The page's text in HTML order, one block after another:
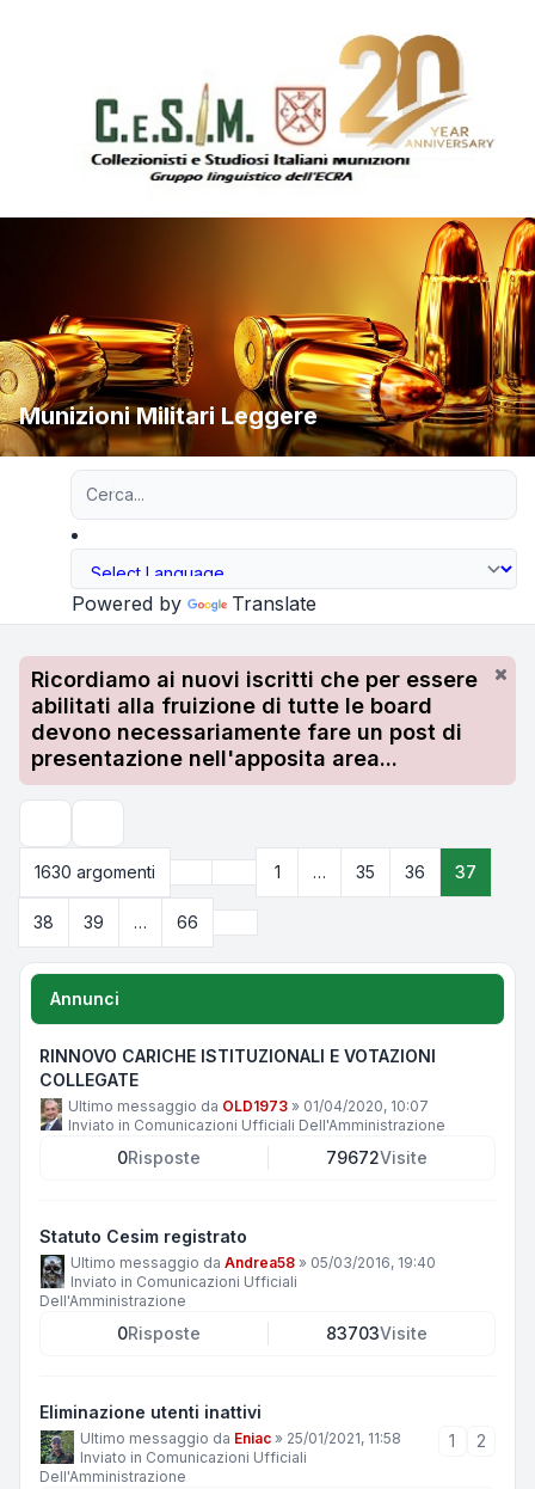
Munizioni Militari Leggere
Powered by Translate
Ricordiamo ai nuovi iscritti che per essere
abilitati alla fruizione di tutte le board
devono necessariamente fare un post di
presentazione nell'apposita area...
1630 argomenti
Pagina37 di
Precedente
1 … 35 36 37
38 39 … 66
Annunci
RINNOVO CARICHE ISTITUZIONALI E VOTAZIONI
COLLEGATE
Ultimo messaggio da OLD1973 » 01/04/2020, 10:07
Inviato in Comunicazioni Ufficiali Dell'Amministrazione
0Risposte 79672Visite
Statuto Cesim registrato
Ultimo messaggio da Andrea58 » 05/03/2016, 19:40
Inviato in Comunicazioni Ufficiali
Dell'Amministrazione
0Risposte 83703Visite
Eliminazione utenti inattivi
Ultimo messaggio da Eniac » 25/01/2021, 11:58
Inviato in Comunicazioni Ufficiali
Dell'Amministrazione
1 2